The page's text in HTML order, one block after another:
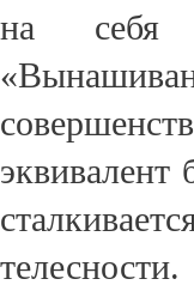
на себя
телесности.